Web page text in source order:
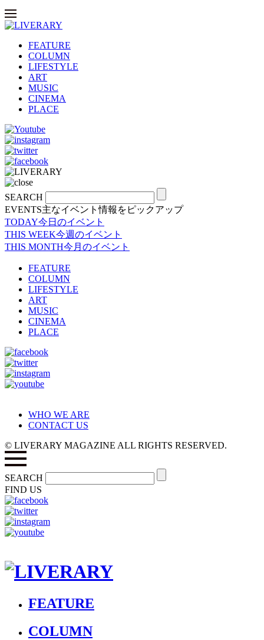
FEATURE
COLUMN
LIFESTYLE
ART
MUSIC
CINEMA
PLACE
SEARCH
EVENTS主なイベント情報をピックアップ
TODAY今日のイベント
THIS WEEK今週のイベント
THIS MONTH今月のイベント
FEATURE
COLUMN
LIFESTYLE
ART
MUSIC
CINEMA
PLACE
WHO WE ARE
CONTACT US
© LIVERARY MAGAZINE ALL RIGHTS RESERVED.
SEARCH
FIND US
FEATURE
COLUMN